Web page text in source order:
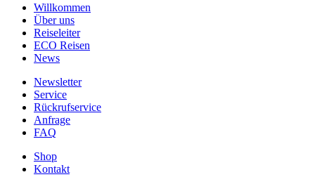
Willkommen
Über uns
Reiseleiter
ECO Reisen
News
Newsletter
Service
Rückrufservice
Anfrage
FAQ
Shop
Kontakt